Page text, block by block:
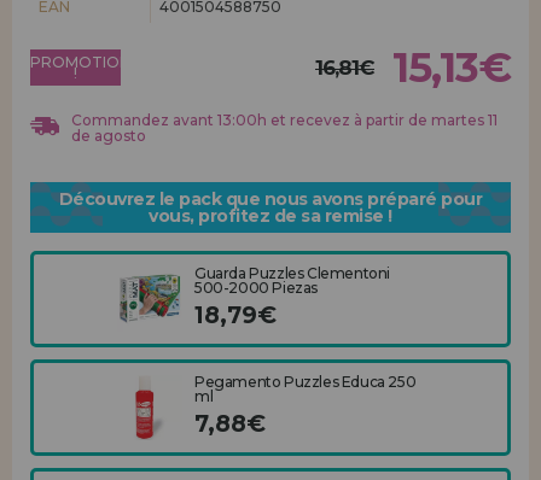
Allez-y! Nous vous attendions.
ENREGISTREMENT DISTRIBUTEUR
EAN
4001504588750
PROMOTION
! 16,81€ 15,13€
Commandez avant 13:00h et recevez à partir de martes 11
de agosto
Découvrez le pack que nous avons préparé pour
vous, profitez de sa remise !
Guarda Puzzles Clementoni
500-2000 Piezas
18,79€
Pegamento Puzzles Educa 250
ml
7,88€